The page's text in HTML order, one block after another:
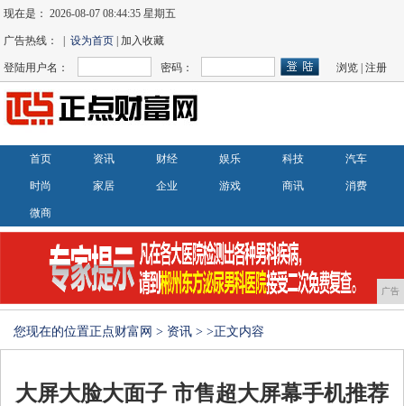
现在是：2026-08-07 08:44:36 星期五
广告热线： |设为首页 | 加入收藏
登陆用户名： 密码： 浏览 |注册
首页 资讯 财经 娱乐 科技 汽车
时尚 家居 企业 游戏 商讯 消费
微商
广告
您现在的位置正点财富网 > 资讯 > >正文内容
大屏大脸大面子 市售超大屏幕手机推荐